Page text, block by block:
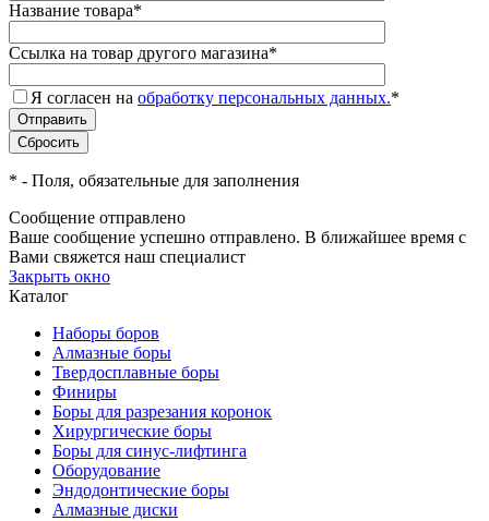
Название товара*
Ссылка на товар другого магазина*
Я согласен на обработку персональных данных.*
* - Поля, обязательные для заполнения
Сообщение отправлено
Ваше сообщение успешно отправлено. В ближайшее время с
Вами свяжется наш специалист
Закрыть окно
Каталог
Наборы боров
Алмазные боры
Твердосплавные боры
Финиры
Боры для разрезания коронок
Хирургические боры
Боры для синус-лифтинга
Оборудование
Эндодонтические боры
Алмазные диски